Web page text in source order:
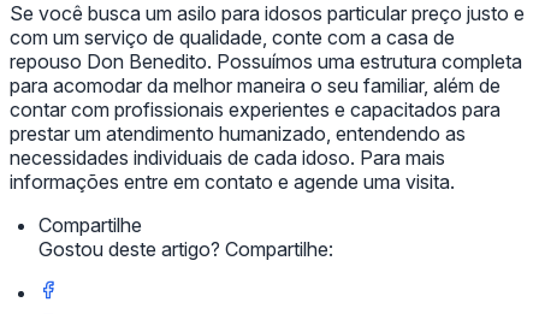
Se você busca um asilo para idosos particular preço justo e
com um serviço de qualidade, conte com a casa de
repouso Don Benedito. Possuímos uma estrutura completa
para acomodar da melhor maneira o seu familiar, além de
contar com profissionais experientes e capacitados para
prestar um atendimento humanizado, entendendo as
necessidades individuais de cada idoso. Para mais
informações entre em contato e agende uma visita.
Compartilhe
Gostou deste artigo? Compartilhe: